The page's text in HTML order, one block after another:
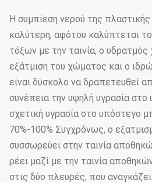
Η συμπίεση νερού της πλαστικής
καλύτερη, αφότου καλύπτεται
τόξων με την ταινία, ο υδρατμός
εξάτμιση του χώματος και ο
είναι δύσκολο να δραπετευθεί
συνέπεια την υψηλή υγρασία στο
σχετική υγρασία στο υπόστεγο
70%-100% Συγχρόνως, ο
συσσωρεύει στην ταινία
ρέει μαζί με την ταινία
στις δύο πλευρές, που